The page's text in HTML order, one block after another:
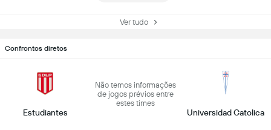
Ver tudo
Confrontos diretos
Estudiantes
Não temos informações
de jogos prévios entre
estes times
Universidad Catolica